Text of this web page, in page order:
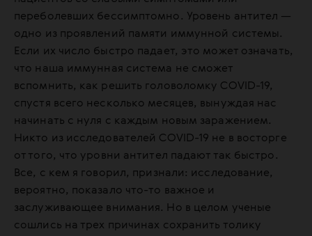
переболевших бессимптомно. Уровень антител —
одно из проявлений памяти иммунной системы.
Если их число быстро падает, это может означать,
что наша иммунная система не сможет
вспомнить, как решить головоломку COVID-19,
спустя всего несколько месяцев, вынуждая нас
начинать с нуля с каждым новым заражением.
Никто из исследователей COVID-19 не в восторге
от того, что уровни антител падают так быстро.
Все, с кем я говорил, признали: исследование,
вероятно, показало что-то важное и
заслуживающее внимания. Но в целом ученые
сошлись на трех причинах сохранить толику